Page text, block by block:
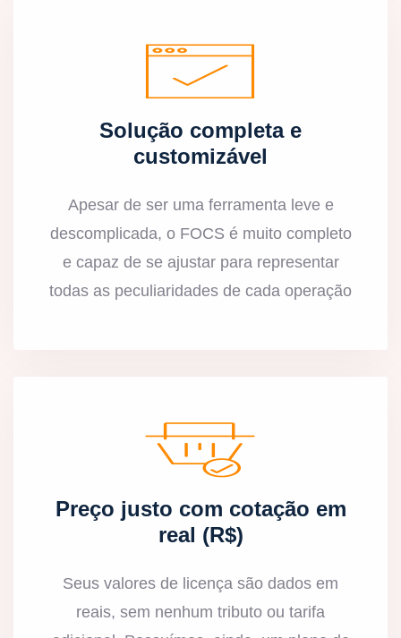
Solução completa e
customizável
Apesar de ser uma ferramenta leve e
descomplicada, o FOCS é muito completo
e capaz de se ajustar para representar
todas as peculiaridades de cada operação
Preço justo com cotação em
real (R$)
Seus valores de licença são dados em
reais, sem nenhum tributo ou tarifa